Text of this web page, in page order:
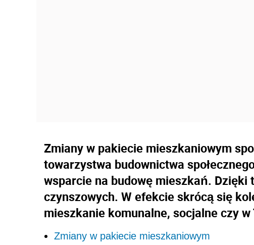
Zmiany w pakiecie mieszkaniowym
towarzystwa budownictwa
wsparcie na budowę mieszkań.
czynszowych. W efekcie skrócą się
mieszkanie komunalne, socjalne czy w
Zmiany w pakiecie mieszkaniowym